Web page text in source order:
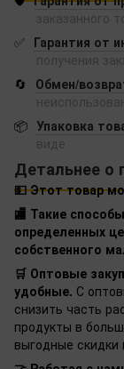
заказанного
✅ Гарантия от
получения
🔄
Обмен/
📦 Упаковка
виде
Детальнее о
💵 Этот товар
🏬 Такие
определенных
собственного
🛒 Оптовые
удобные. С
снизить часть
продукты в
выгодные скидки